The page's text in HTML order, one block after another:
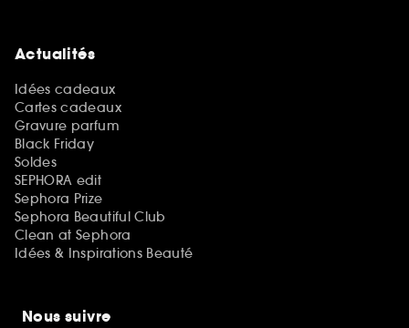
Actualités
Idées cadeaux
Cartes cadeaux
Gravure parfum
Black Friday
Soldes
SEPHORA edit
Sephora Prize
Sephora Beautiful Club
Clean at Sephora
Idées & Inspirations Beauté
Nous suivre